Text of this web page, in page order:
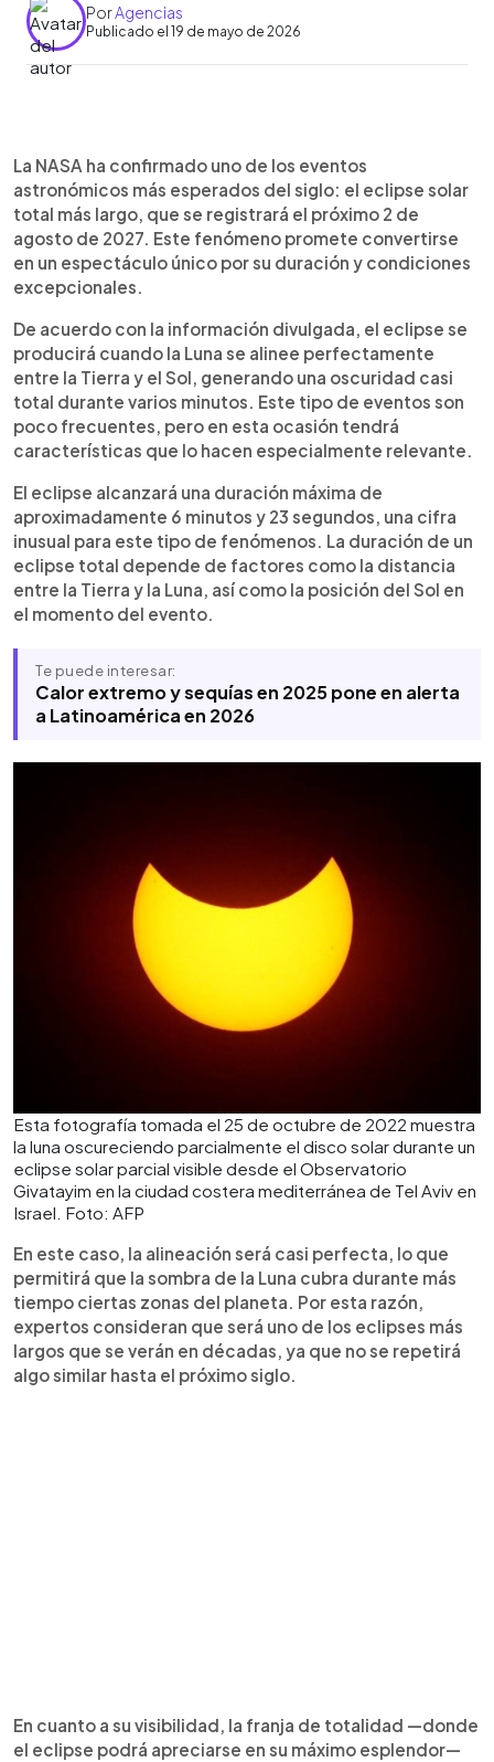
PorAgencias
Publicado el 19 de mayo de 2026
► Escuchar artículo
La NASA confirmó que el eclipse solar total más
largo del siglo ocurrirá el 2 de agosto de 2027,
con una duración aproximada de 6 minutos y 23
segundos. Este fenómeno será visible
principalmente en el norte de África, Medio
Oriente y parte del sur de Europa. Durante su
punto máximo, el cielo se oscurecerá casi por
completo y podrán observarse efectos como las
“Perlas de Baily” y el “anillo de diamante”.
Expertos recomiendan usar protección visual
adecuada para evitar daños. Se trata de un
evento único que no se repetirá con estas
características en muchas décadas.
La NASA ha confirmado uno de los eventos
astronómicos más esperados del siglo: el eclipse solar
total más largo, que se registrará el próximo 2 de
agosto de 2027. Este fenómeno promete convertirse
en un espectáculo único por su duración y condiciones
excepcionales.
De acuerdo con la información divulgada, el eclipse se
producirá cuando la Luna se alinee perfectamente
entre la Tierra y el Sol, generando una oscuridad casi
total durante varios minutos. Este tipo de eventos son
poco frecuentes, pero en esta ocasión tendrá
características que lo hacen especialmente relevante.
El eclipse alcanzará una duración máxima de
aproximadamente 6 minutos y 23 segundos, una cifra
inusual para este tipo de fenómenos. La duración de un
eclipse total depende de factores como la distancia
entre la Tierra y la Luna, así como la posición del Sol en
el momento del evento.
Te puede interesar:
Calor extremo y sequías en 2025 pone en alerta
a Latinoamérica en 2026
Esta fotografía tomada el 25 de octubre de 2022 muestra
la luna oscureciendo parcialmente el disco solar durante un
eclipse solar parcial visible desde el Observatorio
Givatayim en la ciudad costera mediterránea de Tel Aviv en
Israel. Foto: AFP
En este caso, la alineación será casi perfecta, lo que
permitirá que la sombra de la Luna cubra durante más
tiempo ciertas zonas del planeta. Por esta razón,
expertos consideran que será uno de los eclipses más
largos que se verán en décadas, ya que no se repetirá
algo similar hasta el próximo siglo.
En cuanto a su visibilidad, la franja de totalidad —donde
el eclipse podrá apreciarse en su máximo esplendor—